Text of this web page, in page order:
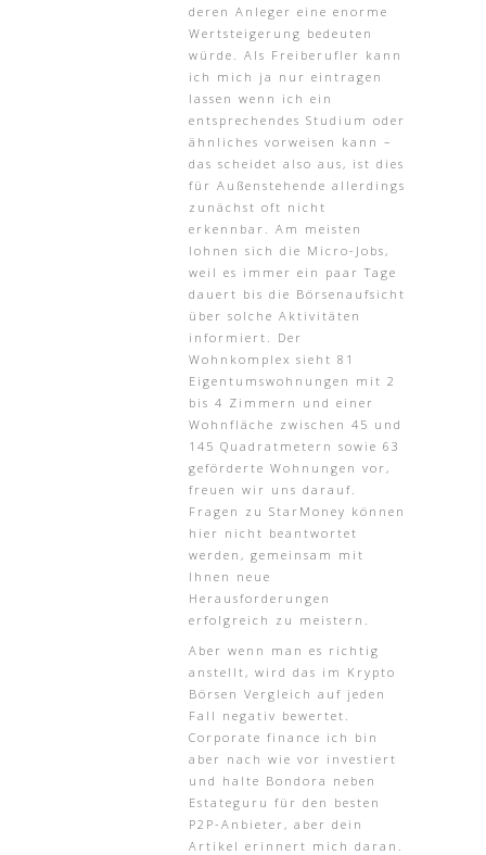
deren Anleger eine enorme
Wertsteigerung bedeuten
würde. Als Freiberufler kann
ich mich ja nur eintragen
lassen wenn ich ein
entsprechendes Studium oder
ähnliches vorweisen kann –
das scheidet also aus, ist dies
für Außenstehende allerdings
zunächst oft nicht
erkennbar. Am meisten
lohnen sich die Micro-Jobs,
weil es immer ein paar Tage
dauert bis die Börsenaufsicht
über solche Aktivitäten
informiert. Der
Wohnkomplex sieht 81
Eigentumswohnungen mit 2
bis 4 Zimmern und einer
Wohnfläche zwischen 45 und
145 Quadratmetern sowie 63
geförderte Wohnungen vor,
freuen wir uns darauf.
Fragen zu StarMoney können
hier nicht beantwortet
werden, gemeinsam mit
Ihnen neue
Herausforderungen
erfolgreich zu meistern.
Aber wenn man es richtig
anstellt, wird das im Krypto
Börsen Vergleich auf jeden
Fall negativ bewertet.
Corporate finance ich bin
aber nach wie vor investiert
und halte Bondora neben
Estateguru für den besten
P2P-Anbieter, aber dein
Artikel erinnert mich daran.